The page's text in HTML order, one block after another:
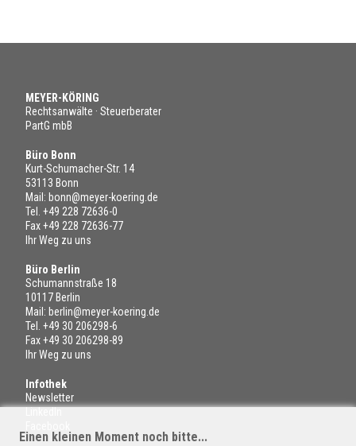
MEYER-KÖRING
Rechtsanwälte · Steuerberater
PartG mbB
Büro Bonn
Kurt-Schumacher-Str. 14
53113 Bonn
Mail: bonn@meyer-koering.de
Tel. +49 228 72636-0
Fax +49 228 72636-77
Ihr Weg zu uns
Büro Berlin
Schumannstraße 18
10117 Berlin
Mail: berlin@meyer-koering.de
Tel. +49 30 206298-6
Fax +49 30 206298-89
Ihr Weg zu uns
Infothek
Newsletter
Einen kleinen Moment noch bitte...